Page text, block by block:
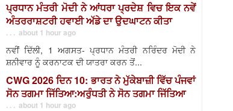
ਪ੍ਰਧਾਨ ਮੰਤਰੀ ਮੋਦੀ ਨੇ ਆਂਧਰਾ ਪ੍ਰਦੇਸ਼ ਵਿਚ ਇਕ ਨਵੇਂ
ਅੰਤਰਰਾਸ਼ਟਰੀ ਹਵਾਈ ਅੱਡੇ ਦਾ ਉਦਘਾਟਨ ਕੀਤਾ
. . . about 1 hour ago
ਨਵੀਂ ਦਿੱਲੀ, 1 ਅਗਸਤ- ਪ੍ਰਧਾਨ ਮੰਤਰੀ ਨਰਿੰਦਰ ਮੋਦੀ ਨੇ
ਸ਼ਨੀਵਾਰ ਨੂੰ ਕਰਨਾਟਕ ਦੀ ਯਾਤਰਾ ਕਰਨ ਤੋਂ...
CWG 2026 ਦਿਨ 10: ਭਾਰਤ ਨੇ ਮੁੱਕੇਬਾਜ਼ੀ ਵਿੱਚ ਪੰਜਵਾਂ
ਸੋਨ ਤਗਮਾ ਜਿੱਤਿਆ:ਅਰੁੰਧਤੀ ਨੇ ਸੋਨ ਤਗਮਾ ਜਿੱਤਿਆ
. . . about 1 hour ago